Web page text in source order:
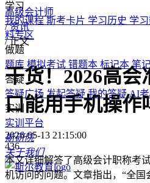
学习
我的课程 斯考卡片 学习历史 学
料专区
做题
题库 模拟考试 错题本 标记本笔
答疑
答疑广场 发起答疑我的答疑AI
实训
实训平台
斯研院
关于我们
高级会计师
/ 资讯
/ 正文
干货！2026高
口能用手机操作
2026-05-13 21:15:00
436
本文详细解答了高级会计职称考
机访问的问题。文章指出，“全国